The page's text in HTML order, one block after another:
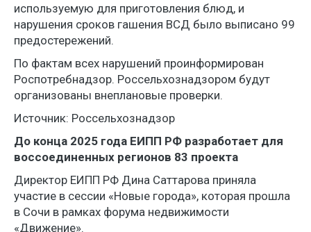
используемую для приготовления блюд, и
нарушения сроков гашения ВСД было выписано 99
предостережений.
По фактам всех нарушений проинформирован
Роспотребнадзор. Россельхознадзором будут
организованы внеплановые проверки.
Источник: Россельхознадзор
До конца 2025 года ЕИПП РФ разработает для
воссоединенных регионов 83 проекта
Директор ЕИПП РФ Дина Саттарова приняла
участие в сессии «Новые города», которая прошла
в Сочи в рамках форума недвижимости
«Движение».